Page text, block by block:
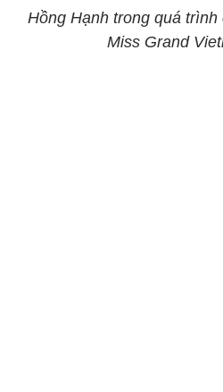
Hồng Hạnh trong quá
Miss Grand